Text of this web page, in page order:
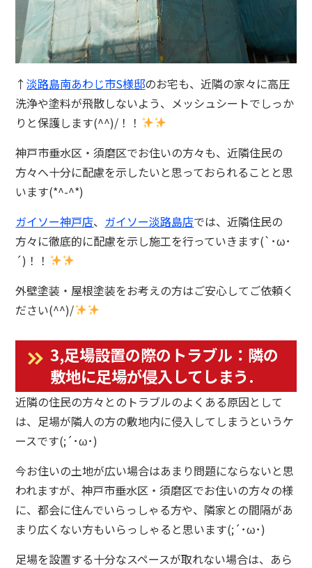
↑淡路島南あわじ市S様邸のお宅も、近隣の家々に高圧
洗浄や塗料が飛散しないよう、メッシュシートでしっか
りと保護します(^^)/！！
神戸市垂水区・須磨区でお住いの方々も、近隣住民の
方々へ十分に配慮を示したいと思っておられることと思
います(*^-^*)
ガイソー神戸店、 ガイソー淡路島店では、近隣住民の
方々に徹底的に配慮を示し施工を行っていきます(`･ω･
´)！！
外壁塗装・屋根塗装をお考えの方はご安心してご依頼く
ださい(^^)/
3,足場設置の際のトラブル：隣の
敷地に足場が侵入してしまう.
近隣の住民の方々とのトラブルのよくある原因として
は、足場が隣人の方の敷地内に侵入してしまうというケ
ースです(;´･ω･)
今お住いの土地が広い場合はあまり問題にならないと思
われますが、神戸市垂水区・須磨区でお住いの方々の様
に、都会に住んでいらっしゃる方や、隣家との間隔があ
まり広くない方もいらっしゃると思います(;´･ω･)
足場を設置する十分なスペースが取れない場合は、あら